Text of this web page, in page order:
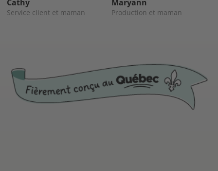
Cathy
Service client et maman
Maryann
Production et maman